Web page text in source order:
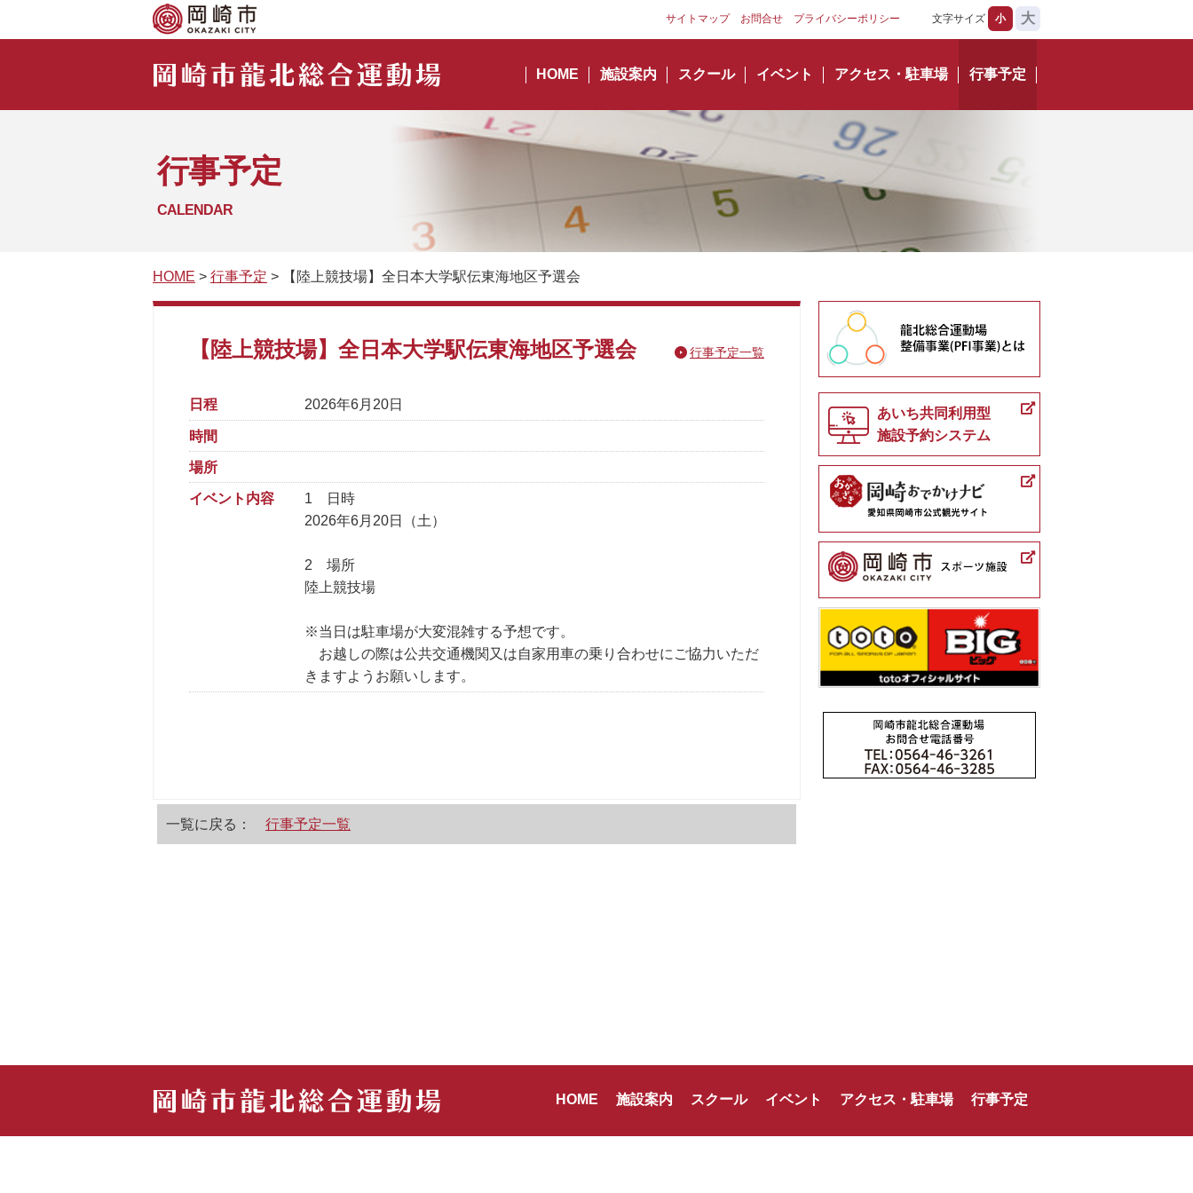
サイトマップ お問合せ プライバシーポリシー
HOME 施設案内 スクール イベント アクセス・駐車場 行事予定
文字サイズ 小 大
行事予定
CALENDAR
HOME > 行事予定 > 【陸上競技場】全日本大学駅伝東海地区予選会
【陸上競技場】全日本大学駅伝東海地区予選会 行事予定一覧
日程 2026年6月20日
時間
場所
イベント内容
1 日時
2026年6月20日（土）
2 場所
陸上競技場
※当日は駐車場が大変混雑する予想です。
お越しの際は公共交通機関又は自家用車の乗り合わせにご協力いただ
きますようお願いします。
一覧に戻る： 行事予定一覧
あいち共同利用型
施設予約システム
HOME 施設案内 スクール イベント アクセス・駐車場 行事予定